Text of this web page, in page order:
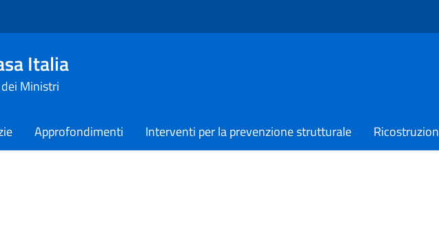
Italia
Ministri
Approfondimenti Interventi per la prevenzione strutturale